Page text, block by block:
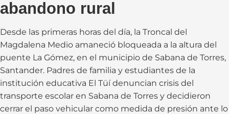
abandono rural
Desde las primeras horas del día, la Troncal del
Magdalena Medio amaneció bloqueada a la altura del
puente La Gómez, en el municipio de Sabana de Torres,
Santander. Padres de familia y estudiantes de la
institución educativa El Tüí denuncian crisis del
transporte escolar en Sabana de Torres y decidieron
cerrar el paso vehicular como medida de presión ante lo